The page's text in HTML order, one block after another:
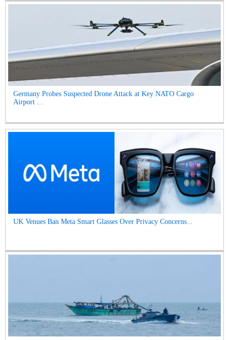
Germany Probes Suspected Drone Attack at Key NATO Cargo
Airport ...
UK Venues Ban Meta Smart Glasses Over Privacy Concerns...